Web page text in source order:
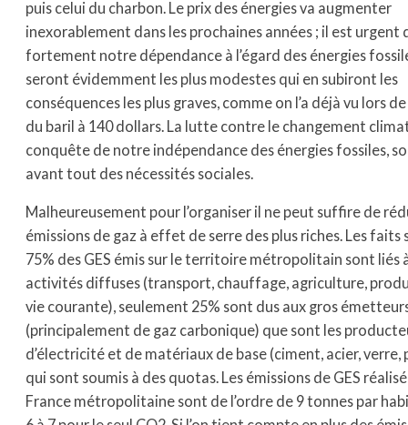
puis celui du charbon. Le prix des énergies va augmenter
inexorablement dans les prochaines années ; il est urgent
fortement notre dépendance à l’égard des énergies
seront évidemment les plus modestes qui en subiront les
conséquences les plus graves, comme on l’a déjà vu lors de
du baril à 140 dollars. La lutte contre le changement
conquête de notre indépendance des énergies fossiles,
avant tout des nécessités sociales.
Malheureusement pour l’organiser il ne peut suffire de
émissions de gaz à effet de serre des plus riches. Les faits
75% des GES émis sur le territoire métropolitain sont liés
activités diffuses (transport, chauffage, agriculture,
vie courante), seulement 25% sont dus aux gros
(principalement de gaz carbonique) que sont les
d’électricité et de matériaux de base (ciment, acier, verre,
qui sont soumis à des quotas. Les émissions de GES
France métropolitaine sont de l’ordre de 9 tonnes par